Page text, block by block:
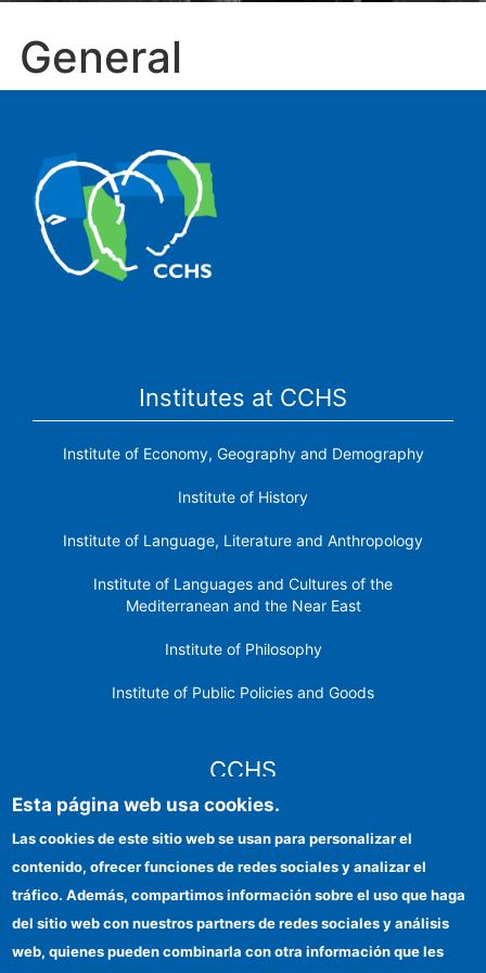
General
Institutes at CCHS
Institute of Economy, Geography and Demography
Institute of History
Institute of Language, Literature and Anthropology
Institute of Languages ​​and Cultures of the
Mediterranean and the Near East
Institute of Philosophy
Institute of Public Policies and Goods
CCHS
Institutional identity
FEDER funds
Esta página web usa cookies.
Las cookies de este sitio web se usan para personalizar el
contenido, ofrecer funciones de redes sociales y analizar el
tráfico. Además, compartimos información sobre el uso que haga
del sitio web con nuestros partners de redes sociales y análisis
web, quienes pueden combinarla con otra información que les